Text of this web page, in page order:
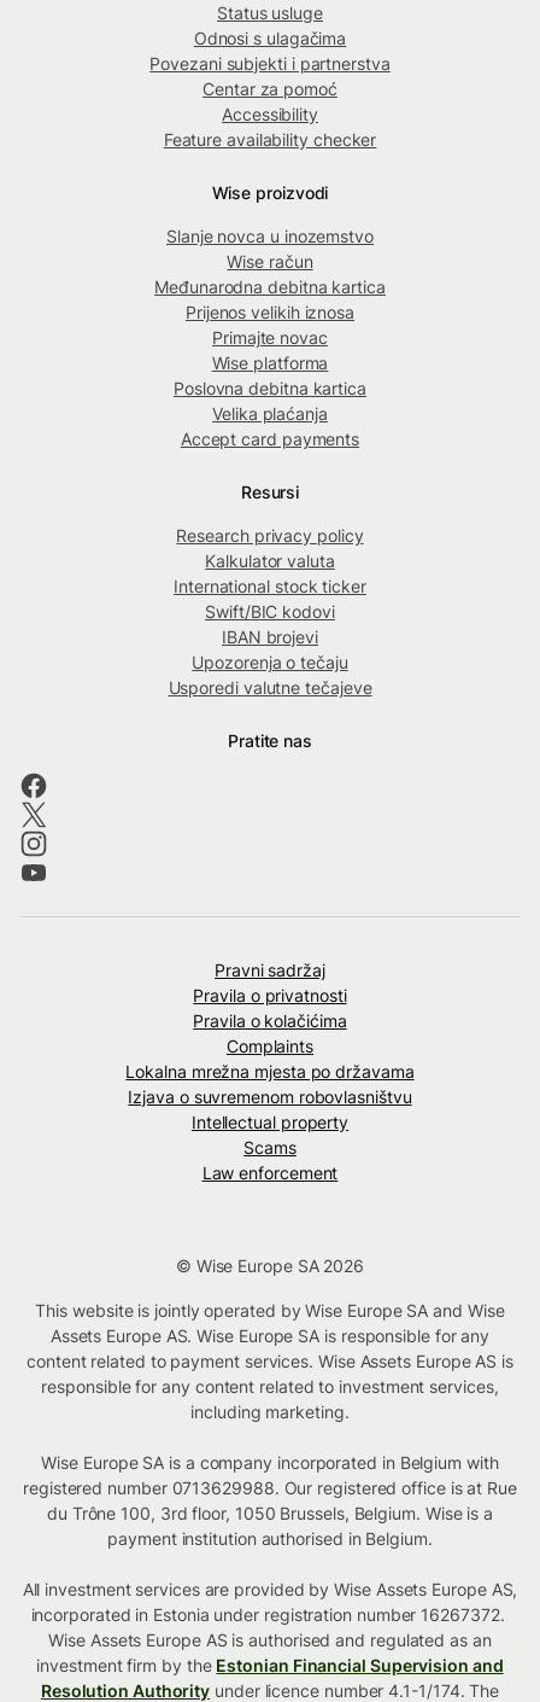
Status usluge
Odnosi s ulagačima
Povezani subjekti i partnerstva
Centar za pomoć
Accessibility
Feature availability checker
Wise proizvodi
Slanje novca u inozemstvo
Wise račun
Međunarodna debitna kartica
Prijenos velikih iznosa
Primajte novac
Wise platforma
Poslovna debitna kartica
Velika plaćanja
Accept card payments
Resursi
Research privacy policy
Kalkulator valuta
International stock ticker
Swift/BIC kodovi
IBAN brojevi
Upozorenja o tečaju
Usporedi valutne tečajeve
Pratite nas
Pravni sadržaj
Pravila o privatnosti
Pravila o kolačićima
Complaints
Lokalna mrežna mjesta po državama
Izjava o suvremenom robovlasništvu
Intellectual property
Scams
Law enforcement
© Wise Europe SA 2026
This website is jointly operated by Wise Europe SA and Wise
Assets Europe AS. Wise Europe SA is responsible for any
content related to payment services. Wise Assets Europe AS is
responsible for any content related to investment services,
including marketing.
Wise Europe SA is a company incorporated in Belgium with
registered number 0713629988. Our registered office is at Rue
du Trône 100, 3rd floor, 1050 Brussels, Belgium. Wise is a
payment institution authorised in Belgium.
All investment services are provided by Wise Assets Europe AS,
incorporated in Estonia under registration number 16267372.
Wise Assets Europe AS is authorised and regulated as an
investment firm by the Estonian Financial Supervision and
Resolution Authority under licence number 4.1-1/174. The